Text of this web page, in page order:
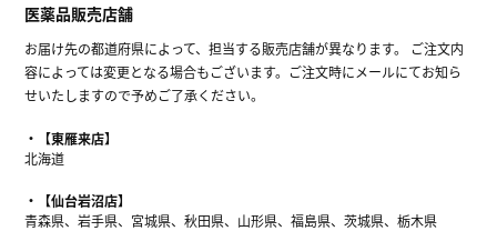
医薬品販売店舗
お届け先の都道府県によって、担当する販売店舗が異なります。 ご注文内
容によっては変更となる場合もございます。ご注文時にメールにてお知ら
せいたしますので予めご了承ください。
【東雁来店】
北海道
【仙台岩沼店】
青森県、岩手県、宮城県、秋田県、山形県、福島県、茨城県、栃木県